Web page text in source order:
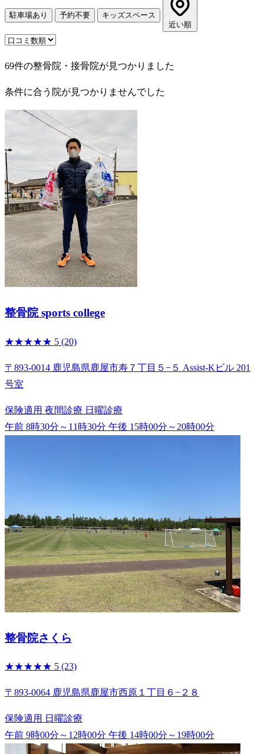
駐車場あり 予約不要
キッズスペース
近い順
69件の整骨院・接骨院が見つかりました
条件に合う院が見つかりませんでした
整骨院 sports college
★★★★★ 5 (20)
〒893-0014 鹿児島県鹿屋市寿７丁目５−５ Assist-Kビル 201
号室
保険適用 夜間診療 日曜診療
午前 8時30分～11時30分 午後 15時00分～20時00分
整骨院さくら
★★★★★ 5 (23)
〒893-0064 鹿児島県鹿屋市西原１丁目６−２８
保険適用 日曜診療
午前 9時00分～12時00分 午後 14時00分～19時00分